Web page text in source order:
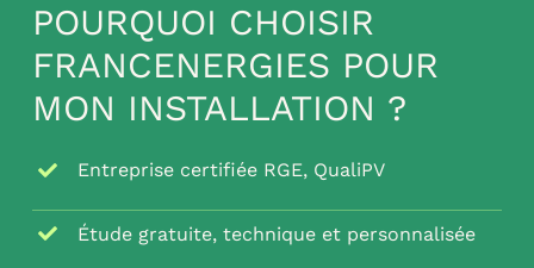
POURQUOI CHOISIR
FRANCENERGIES POUR
MON INSTALLATION ?
Entreprise certifiée RGE, QualiPV
Étude gratuite, technique et personnalisée